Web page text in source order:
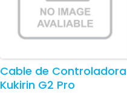
Cable de Controladora
Kukirin G2 Pro